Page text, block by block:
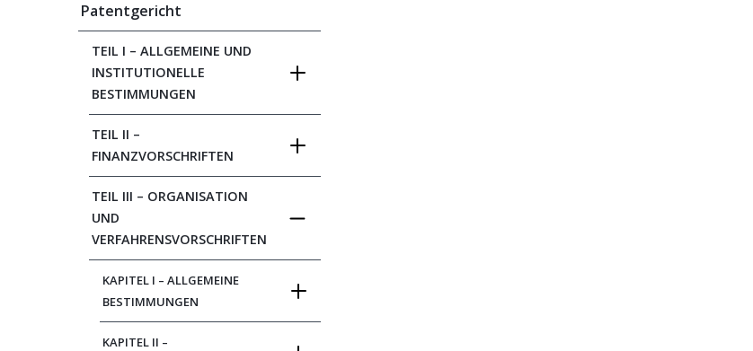
Patentgericht
TEIL I – ALLGEMEINE UND
INSTITUTIONELLE
BESTIMMUNGEN
TEIL II –
FINANZVORSCHRIFTEN
TEIL III – ORGANISATION
UND
VERFAHRENSVORSCHRIFTEN
KAPITEL I – ALLGEMEINE
BESTIMMUNGEN
KAPITEL II –